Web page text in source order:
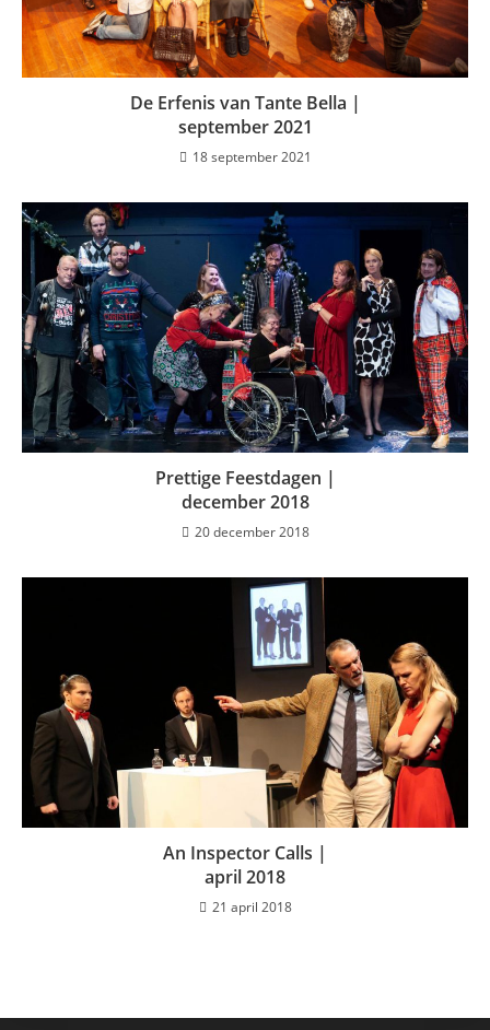
De Erfenis van Tante Bella |
september 2021
18 september 2021
Prettige Feestdagen |
december 2018
20 december 2018
An Inspector Calls |
april 2018
21 april 2018